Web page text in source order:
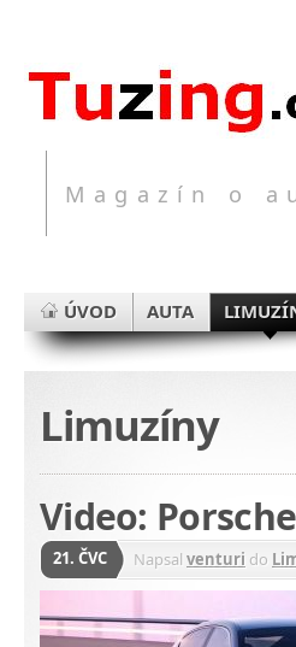
Magazín o
ÚVOD AUTA
Limuzíny
Video:
21. ČVC Napsal venturi do